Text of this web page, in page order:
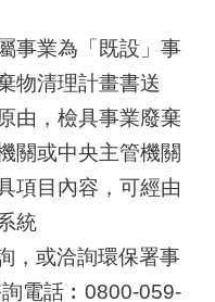
事業為「既設」事
物清理計畫書送
由，檢具事業廢棄
關或中央主管機關
項目內容，可經由
統
，或洽詢環保署事
電話︰0800-059-